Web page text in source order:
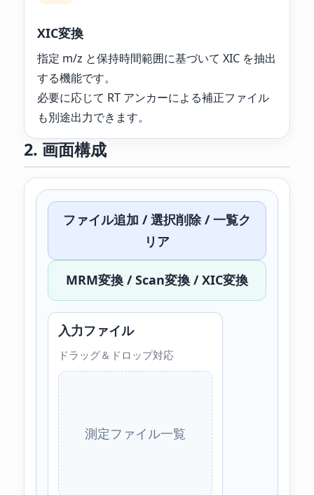
XIC変換
指定 m/z と保持時間範囲に基づいて XIC を抽出
する機能です。
必要に応じて RT アンカーによる補正ファイル
も別途出力できます。
2. 画面構成
ファイル追加 / 選択削除 / 一覧ク
リア
MRM変換 / Scan変換 / XIC変換
入力ファイル
ドラッグ＆ドロップ対応
測定ファイル一覧